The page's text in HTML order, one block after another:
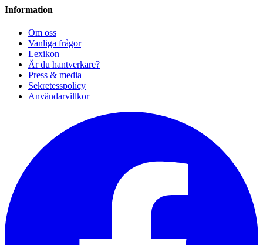
Information
Om oss
Vanliga frågor
Lexikon
Är du hantverkare?
Press & media
Sekretesspolicy
Användarvillkor